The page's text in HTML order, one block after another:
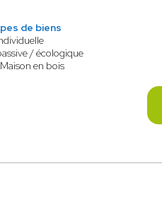
de biens
/ écologique
en bois